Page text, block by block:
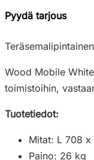
Pyydä tarjous
Wood Mobile
toimistoihin,
Tuotetiedot:
Mitat: L 708 x
Paino: 26 kg